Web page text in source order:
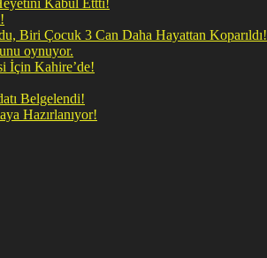
Kabul Ettti!
Biri Çocuk 3 Can Daha Hayattan Koparıldı!
oynuyor.
İçin Kahire’de!
Belgelendi!
Ezanı Susturmaya Hazırlanıyor!